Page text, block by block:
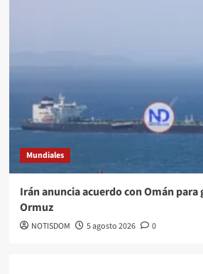
Mundiales
Irán anuncia acuerdo con Omán
Ormuz
NOTISDOM 5 agosto 2026 0